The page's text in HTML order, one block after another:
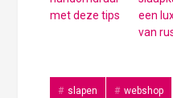
met deze tips
een
van
slapen webshop